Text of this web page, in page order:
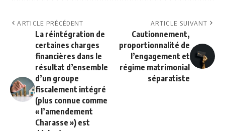
ARTICLE PRÉCÉDENT
La réintégration de
certaines charges
financières dans le
résultat d’ensemble
d’un groupe
fiscalement intégré
(plus connue comme
« l’amendement
Charasse ») est
ARTICLE SUIVANT
Cautionnement,
proportionnalité de
l’engagement et
régime matrimonial
séparatiste